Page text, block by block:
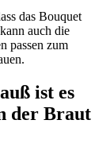
das Bouquet
auch die
passen zum
ist es
der Braut